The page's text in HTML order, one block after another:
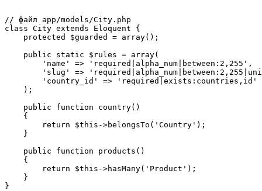
// файл app/models/City.php
class City extends Eloquent {
    protected $guarded = array();
    public static $rules = array(
        'name' => 'required|alpha_num|between:2,255',
'slug' =>
        'country_id' => 'required|exists:countries,id'
    );
    public function country()
    {
        return $this->belongsTo('Country');
    }
    public function products()
    {
        return $this->hasMany('Product');
    }
}